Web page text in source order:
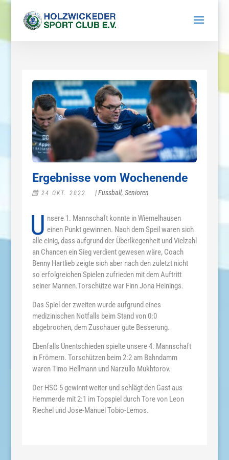
Ergebnisse vom Wochenende
24 OKT. 2022 |Fussball, Senioren
U nsere 1. Mannschaft konnte in Wiemelhausen
einen Punkt gewinnen. Nach dem Speil waren sich
alle einig, dass aufgrund der Überlkegenheit und Vielzahl
an Chancen ein Sieg verdient gewesen wäre, Coach
Benny Hartlieb zeigte sich aber nach den zuletzt nicht
so erfolgreichen Spielen zufrieden mit dem Auftritt
seiner Mannen.Torschütze war Finn Jona Heinings.
Das Spiel der zweiten wurde aufgrund eines
medizinischen Notfalls beim Stand von 0:0
abgebrochen, dem Zuschauer gute Besserung.
Ebenfalls Unentschieden spielte unsere 4. Mannschaft
in Frömern. Torschützen beim 2:2 am Bahndamm
waren Timo Hellmann und Narzullo Mukhtorov.
Der HSC 5 gewinnt weiter und schlägt den Gast aus
Hemmerde mit 2:1 im Topspiel durch Tore von Leon
Riechel und Jose-Manuel Tobio-Lemos.